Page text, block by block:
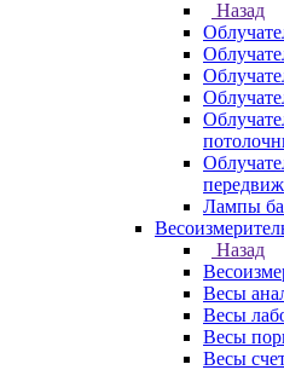
Назад
Лампы
Назад
Весы
Весы
Весы
Весы